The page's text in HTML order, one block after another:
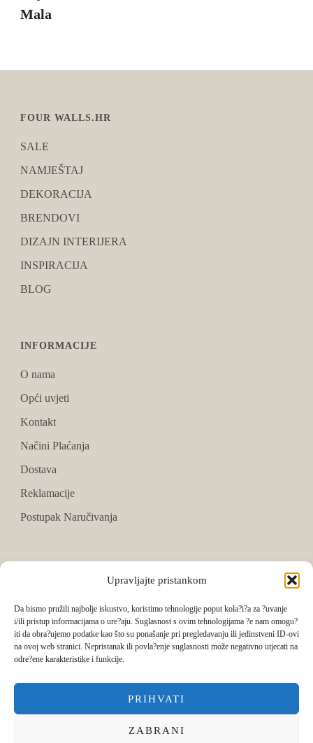
Upravljajte pristankom
Da bismo pružili najbolje iskustvo, koristimo tehnologije poput kola?i?a za ?uvanje
i/ili pristup informacijama o ure?aju. Suglasnost s ovim tehnologijama ?e nam omogu?
iti da obra?ujemo podatke kao što su ponašanje pri pregledavanju ili jedinstveni ID-ovi
na ovoj web stranici. Nepristanak ili povla?enje suglasnosti može negativno utjecati na
odre?ene karakteristike i funkcije.
PRIHVATI
ZABRANI
FOUR WALLS.HR
SALE
NAMJEŠTAJ
DEKORACIJA
BRENDOVI
DIZAJN INTERIJERA
INSPIRACIJA
BLOG
INFORMACIJE
O nama
Opći uvjeti
Kontakt
Načini Plaćanja
Dostava
Reklamacije
Postupak Naručivanja
Instagram
Tik Tok